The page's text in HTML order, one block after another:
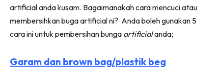
Kafe
artificial anda kusam. Bagaimanakah cara mencuci atau
membersihkan buga artificial ni? Anda boleh gunakan 5
cara ini untuk pembersihan bunga artificialanda;
Garam dan brown bag/plastik beg